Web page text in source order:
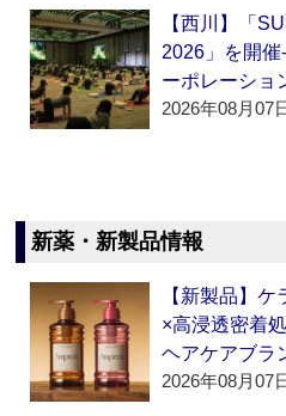
【西川】「
2026」を開催
ーポレーショ
2026年08月07
新薬・新製品情報
【新製品】
×高浸透密着
ヘアケアブラ
2026年08月07